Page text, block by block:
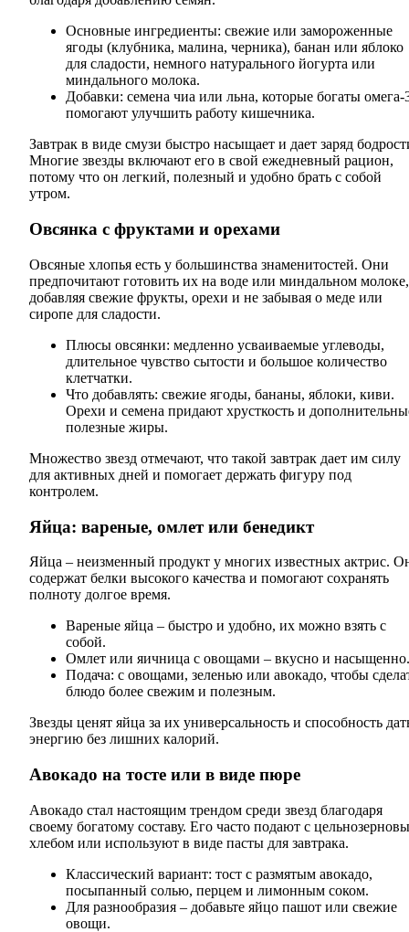
Основные ингредиенты: свежие или замороженные
ягоды (клубника, малина, черника), банан или яблоко
для сладости, немного натурального йогурта или
миндального молока.
Добавки: семена чиа или льна, которые богаты омега-
помогают улучшить работу кишечника.
Завтрак в виде смузи быстро насыщает и дает заряд
Многие звезды включают его в свой ежедневный рацион,
потому что он легкий, полезный и удобно брать с собой
утром.
Овсянка с фруктами и орехами
Овсяные хлопья есть у большинства знаменитостей. Они
предпочитают готовить их на воде или миндальном молоке,
добавляя свежие фрукты, орехи и не забывая о меде или
сиропе для сладости.
Плюсы овсянки: медленно усваиваемые углеводы,
длительное чувство сытости и большое количество
клетчатки.
Что добавлять: свежие ягоды, бананы, яблоки, киви.
Орехи и семена придают хрусткость и
полезные жиры.
Множество звезд отмечают, что такой завтрак дает им силу
для активных дней и помогает держать фигуру под
контролем.
Яйца: вареные, омлет или бенедикт
Яйца – неизменный продукт у многих известных актрис.
содержат белки высокого качества и помогают сохранять
полноту долгое время.
Вареные яйца – быстро и удобно, их можно взять с
собой.
Омлет или яичница с овощами – вкусно и насыщенно.
Подача: с овощами, зеленью или авокадо, чтобы
блюдо более свежим и полезным.
Звезды ценят яйца за их универсальность и способность
энергию без лишних калорий.
Авокадо на тосте или в виде пюре
Авокадо стал настоящим трендом среди звезд благодаря
своему богатому составу. Его часто подают с
хлебом или используют в виде пасты для завтрака.
Классический вариант: тост с размятым авокадо,
посыпанный солью, перцем и лимонным соком.
Для разнообразия – добавьте яйцо пашот или свежие
овощи.